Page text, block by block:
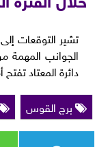
تشير التوقعات
الجوانب
دائرة المعتاد
برج القوس